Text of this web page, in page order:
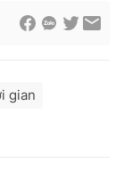
483/GP-BTTTT
gian